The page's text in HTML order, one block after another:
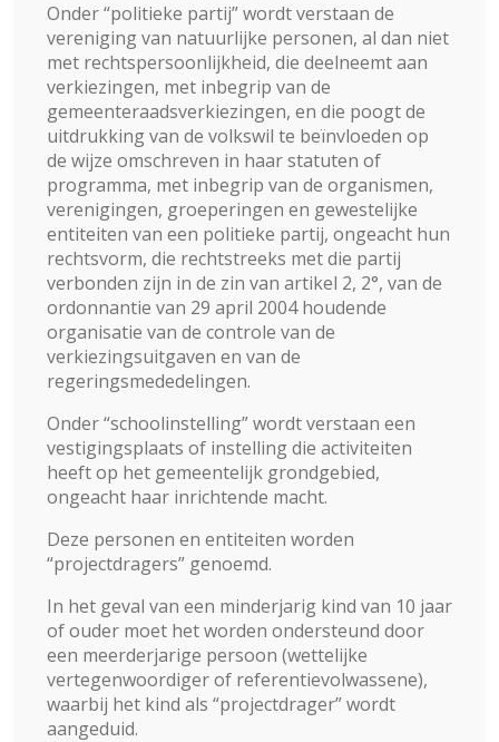
Onder “politieke partij” wordt verstaan de
vereniging van natuurlijke personen, al dan niet
met rechtspersoonlijkheid, die deelneemt aan
verkiezingen, met inbegrip van de
gemeenteraadsverkiezingen, en die poogt de
uitdrukking van de volkswil te beïnvloeden op
de wijze omschreven in haar statuten of
programma, met inbegrip van de organismen,
verenigingen, groeperingen en gewestelijke
entiteiten van een politieke partij, ongeacht hun
rechtsvorm, die rechtstreeks met die partij
verbonden zijn in de zin van artikel 2, 2°, van de
ordonnantie van 29 april 2004 houdende
organisatie van de controle van de
verkiezingsuitgaven en van de
regeringsmededelingen.
Onder “schoolinstelling” wordt verstaan een
vestigingsplaats of instelling die activiteiten
heeft op het gemeentelijk grondgebied,
ongeacht haar inrichtende macht.
Deze personen en entiteiten worden
“projectdragers” genoemd.
In het geval van een minderjarig kind van 10 jaar
of ouder moet het worden ondersteund door
een meerderjarige persoon (wettelijke
vertegenwoordiger of referentievolwassene),
waarbij het kind als “projectdrager” wordt
aangeduid.